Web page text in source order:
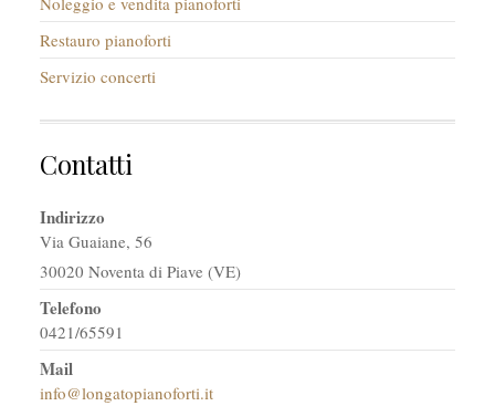
Restauro pianoforti
Servizio concerti
Contatti
Indirizzo
Via Guaiane, 56
30020 Noventa di Piave (VE)
Telefono
0421/65591
Mail
info@longatopianoforti.it